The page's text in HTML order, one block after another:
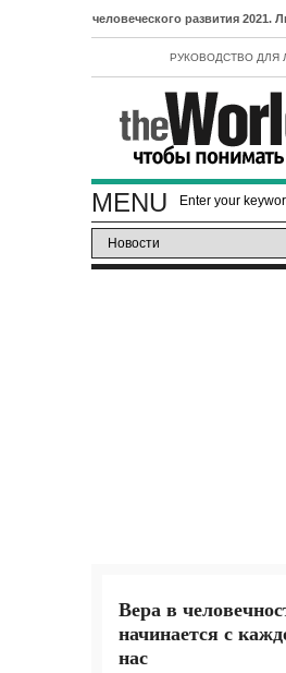
человеческого развития 2021. Лидеры и
РУКОВОДСТВО ДЛЯ
MENU
Вера в
начинается с
нас